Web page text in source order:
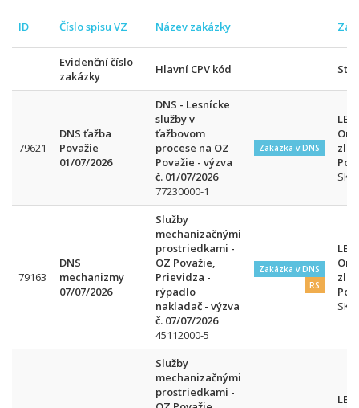
ID Číslo spisu VZ Název zakázky
Evidenční číslo
zakázky
Hlavní CPV kód
79621
DNS ťažba
Považie
01/07/2026
DNS - Lesnícke
služby v
ťažbovom
procese na OZ
Považie - výzva
č. 01/07/2026
77230000-1
Zakázka v DNS
SK
79163
DNS
mechanizmy
07/07/2026
Služby
mechanizačnými
prostriedkami -
OZ Považie,
Prievidza -
rýpadlo
nakladač - výzva
č. 07/07/2026
45112000-5
Zakázka v DNS
RS
SK
Služby
mechanizačnými
prostriedkami -